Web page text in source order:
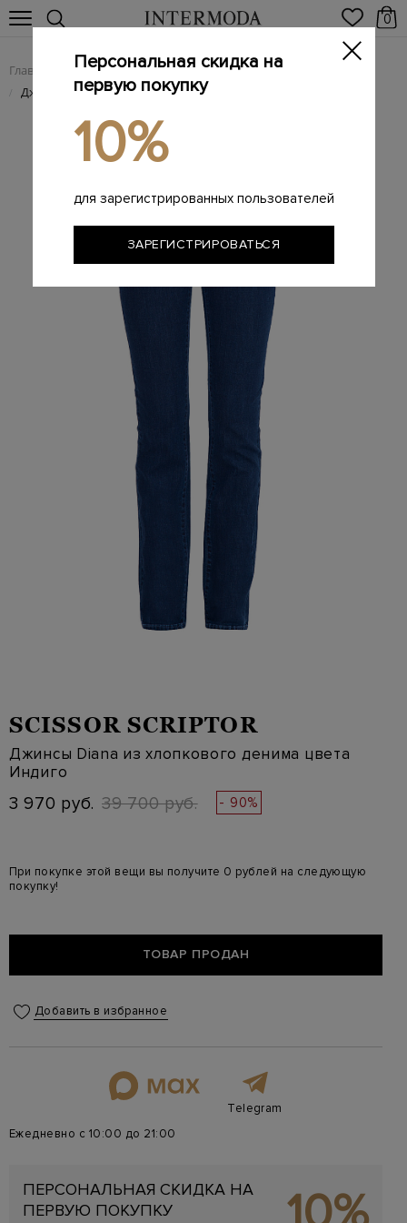
0
Главная Женщинам / Женская одежда / Женские джинсы
/ Джинсы Diana из хлопкового денима цвета Индиго
SCISSOR SCRIPTOR
Джинсы Diana из хлопкового денима цвета
Индиго
3 970 руб. 39 700 руб. - 90%
При покупке этой вещи вы получите 0 рублей на следующую
покупку!
ТОВАР ПРОДАН
Добавить в избранное
Telegram
Ежедневно с 10:00 до 21:00
ПЕРСОНАЛЬНАЯ СКИДКА НА
ПЕРВУЮ ПОКУПКУ
Персональная скидка на
первую покупку
10%
для зарегистрированных пользователей
ЗАРЕГИСТРИРОВАТЬСЯ